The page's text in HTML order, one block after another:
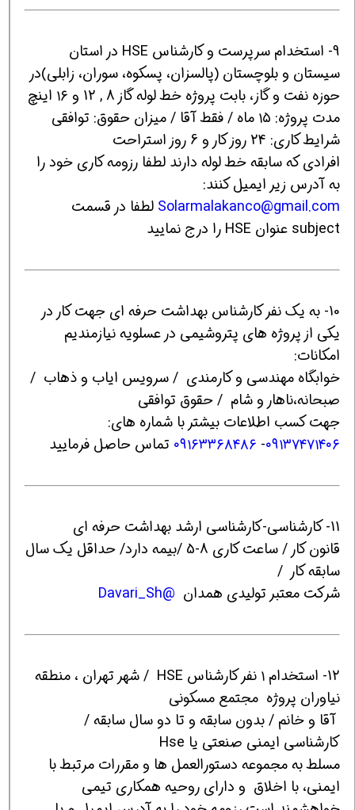
9- استخدام سرپرست و کارشناس HSE در استان
سیستان و بلوچستان (پالسزان، پسکوه، سوران، زابلی)در
حوزه نفت و گاز، بابت پروژه خط لوله گاز 8 , 12 و ۱۶ اینچ
مدت پروژه: ۱۵ ماه / فقط آقا / میزان حقوق: توافقی
شرایط کاری: 24 روز کار و 6 روز استراحت
افرادی که سابقه خط لوله دارند لطفا رزومه کاری خود را
به آدرس زیر ایمیل کنند:
Solarmalakanco@gmail.com لطفا در قسمت
subject عنوان HSE را درج نمایید
10- به یک نفر کارشناس بهداشت حرفه ای جهت کار در
یکی از پروژه های پتروشیمی در عسلویه نیازمندیم
امکانات:
خوابگاه مهندسی و کارمندی / سرویس ایاب و ذهاب /
صبحانه،ناهار و شام / حقوق توافقی
جهت کسب اطلاعات بیشتر با شماره های:
۰۹۱۳۷۴۷۱۴۰۶- ۰۹۱۶۳۳۶۸۴۸۶ تماس حاصل فرمایید
11- کارشناسی-کارشناسی ارشد بهداشت حرفه ای
قانون کار / ساعت کاری 8-5 /بیمه دارد/ حداقل یک سال
سابقه کار /
شرکت معتبر تولیدی همدان @Davari_Sh
12- استخدام ۱ نفر کارشناس HSE / شهر تهران ، منطقه
نیاوران پروژه مجتمع مسکونی
آقا و خانم / بدون سابقه و تا دو سال سابقه /
کارشناسی ایمنی صنعتی یا Hse
مسلط به مجموعه دستورالعمل ها و مقررات مرتبط با
ایمنی، با اخلاق و دارای روحیه همکاری تیمی